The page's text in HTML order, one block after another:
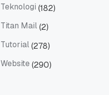
Teknologi (182)
Titan Mail(2)
Tutorial(278)
Website (290)